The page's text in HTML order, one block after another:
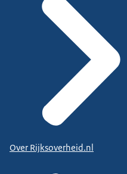
Over Rijksoverheid.nl